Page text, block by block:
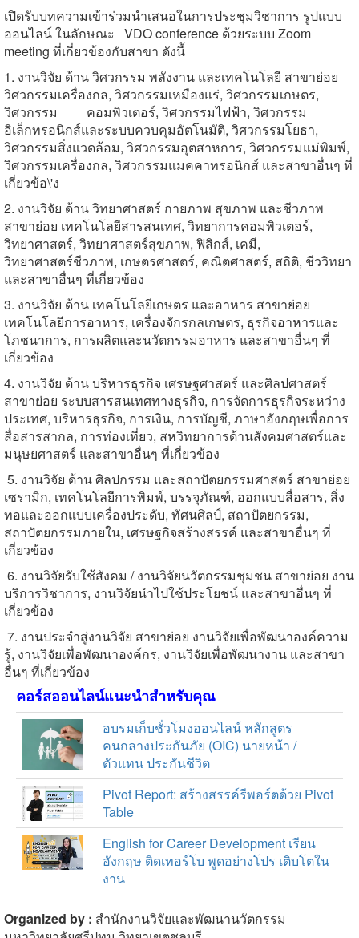
เปิดรับบทความเข้าร่วมนำเสนอในการประชุมวิชาการ รูปแบบ
ออนไลน์ ในลักษณะ
VDO conference ด้วยระบบ Zoom
meeting ที่เกี่ยวข้องกับสาขา ดังนี้
1. งานวิจัย ด้าน วิศวกรรม พลังงาน และเทคโนโลยี สาขาย่อย
วิศวกรรมเครื่องกล, วิศวกรรมเหมืองแร่, วิศวกรรมเกษตร,
วิศวกรรม คอมพิวเตอร์, วิศวกรรมไฟฟ้า, วิศวกรรม
อิเล็กทรอนิกส์และระบบควบคุมอัตโนมัติ, วิศวกรรมโยธา,
วิศวกรรมสิ่งแวดล้อม, วิศวกรรมอุตสาหการ, วิศวกรรมแม่พิมพ์,
วิศวกรรมเครื่องกล, วิศวกรรมแมคคาทรอนิกส์ และสาขาอื่นๆ ที่
เกี่ยวข้อ\'ง
2. งานวิจัย ด้าน วิทยาศาสตร์ กายภาพ สุขภาพ และชีวภาพ
สาขาย่อย เทคโนโลยีสารสนเทศ, วิทยาการคอมพิวเตอร์,
วิทยาศาสตร์, วิทยาศาสตร์สุขภาพ, ฟิสิกส์, เคมี,
วิทยาศาสตร์ชีวภาพ, เกษตรศาสตร์, คณิตศาสตร์, สถิติ, ชีววิทยา
และสาขาอื่นๆ ที่เกี่ยวข้อง
3. งานวิจัย ด้าน เทคโนโลยีเกษตร และอาหาร สาขาย่อย
เทคโนโลยีการอาหาร, เครื่องจักรกลเกษตร, ธุรกิจอาหารและ
โภชนาการ, การผลิตและนวัตกรรมอาหาร และสาขาอื่นๆ ที่
เกี่ยวข้อง
4. งานวิจัย ด้าน บริหารธุรกิจ เศรษฐศาสตร์ และศิลปศาสตร์
สาขาย่อย ระบบสารสนเทศทางธุรกิจ, การจัดการธุรกิจระหว่าง
ประเทศ, บริหารธุรกิจ, การเงิน, การบัญชี, ภาษาอังกฤษเพื่อการ
สื่อสารสากล, การท่องเที่ยว, สหวิทยาการด้านสังคมศาสตร์และ
มนุษยศาสตร์ และสาขาอื่นๆ ที่เกี่ยวข้อง
5. งานวิจัย ด้าน ศิลปกรรม และสถาปัตยกรรมศาสตร์ สาขาย่อย
เซรามิก, เทคโนโลยีการพิมพ์, บรรจุภัณฑ์, ออกแบบสื่อสาร, สิ่ง
ทอและออกแบบเครื่องประดับ, ทัศนศิลป์, สถาปัตยกรรม,
สถาปัตยกรรมภายใน, เศรษฐกิจสร้างสรรค์ และสาขาอื่นๆ ที่
เกี่ยวข้อง
6. งานวิจัยรับใช้สังคม / งานวิจัยนวัตกรรมชุมชน สาขาย่อย งาน
บริการวิชาการ, งานวิจัยนำไปใช้ประโยชน์ และสาขาอื่นๆ ที่
เกี่ยวข้อง
7. งานประจำสู่งานวิจัย สาขาย่อย งานวิจัยเพื่อพัฒนาองค์ความ
รู้, งานวิจัยเพื่อพัฒนาองค์กร, งานวิจัยเพื่อพัฒนางาน และสาขา
อื่นๆ ที่เกี่ยวข้อง
คอร์สออนไลน์แนะนำสำหรับคุณ
อบรมเก็บชั่วโมงออนไลน์ หลักสูตร
คนกลางประกันภัย (OIC) นายหน้า /
ตัวแทน ประกันชีวิต
Pivot Report: สร้างสรรค์รีพอร์ตด้วย Pivot
Table
English for Career Development เรียน
อังกฤษ ติดเทอร์โบ พูดอย่างโปร เติบโตใน
งาน
Organized by : สำนักงานวิจัยและพัฒนานวัตกรรม